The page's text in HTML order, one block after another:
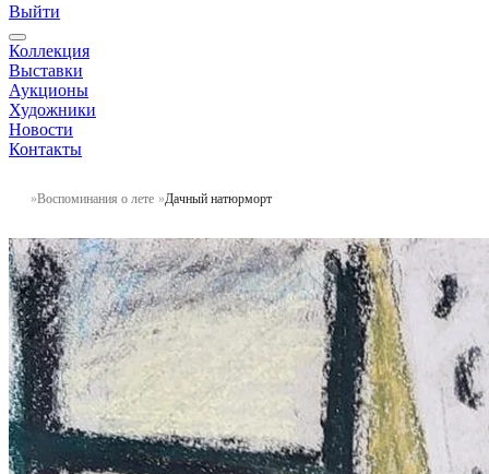
Выйти
Коллекция
Выставки
Аукционы
Художники
Новости
Контакты
Воспоминания о лете Дачный натюрморт